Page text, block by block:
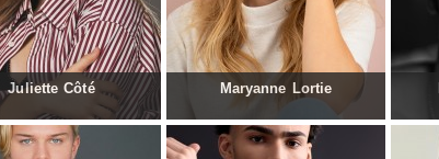
Juliette Côté Maryanne Lortie